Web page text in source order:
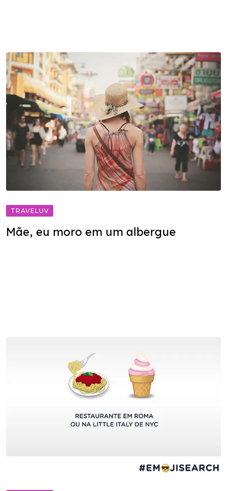
TRAVELUV
Mãe, eu moro em um albergue